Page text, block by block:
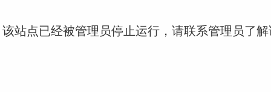
站点已经被管理员停止运行，请联系管理员了